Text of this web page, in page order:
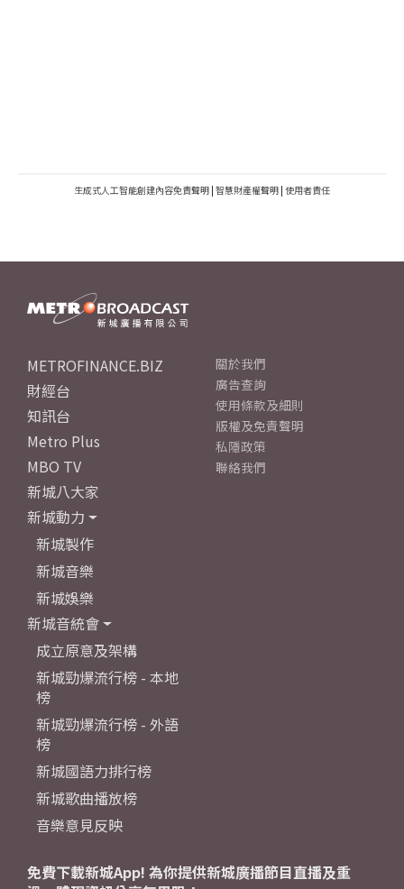
生成式人工智能創建內容免責聲明 | 智慧財產權聲明 | 使用者責任
METROFINANCE.BIZ
財經台
知訊台
Metro Plus
MBO TV
新城八大家
新城動力
新城製作
新城音樂
新城娛樂
新城音統會
成立原意及架構
新城勁爆流行榜 - 本地
榜
新城勁爆流行榜 - 外語
榜
新城國語力排行榜
新城歌曲播放榜
音樂意見反映
關於我們
廣告查詢
使用條款及細則
版權及免責聲明
私隱政策
聯絡我們
免費下載新城App! 為你提供新城廣播節目直播及重